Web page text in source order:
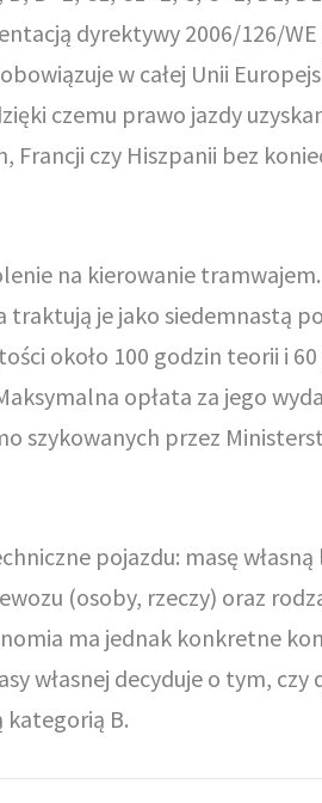
dyrektywy 2006/126/
w całej Unii
czemu prawo jazdy
Francji czy Hiszpanii bez
na kierowanie
je jako siedemnastą
około 100 godzin teorii i
opłata za jego
szykowanych przez
pojazdu: masę
(osoby, rzeczy) oraz
ma jednak konkretne
własnej decyduje o tym, czy
kategorią B.